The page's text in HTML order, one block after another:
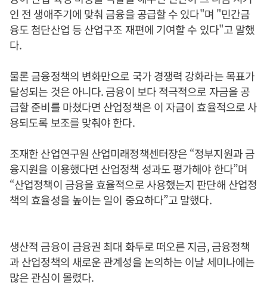
인 전 생애주기에 맞춰 금융을 공급할 수 있다"며 "민간금
융도 첨단산업 등 산업구조 재편에 기여할 수 있다"고 말했
다.
물론 금융정책의 변화만으로 국가 경쟁력 강화라는 목표가
달성되는 것은 아니다. 금융이 보다 적극적으로 자금을 공
급할 준비를 마쳤다면 산업정책은 이 자금이 효율적으로 사
용되도록 보조를 맞춰야 한다.
조재한 산업연구원 산업미래정책센터장은 “정부지원과 금
융지원을 이용했다면 산업정책 성과도 평가해야 한다”며
“산업정책이 금융을 효율적으로 사용했는지 판단해 산업정
책의 효율성을 높이는 일이 중요하다”고 말했다.
생산적 금융이 금융권 최대 화두로 떠오른 지금, 금융정책
과 산업정책의 새로운 관계성을 논의하는 이날 세미나에는
많은 관심이 몰렸다.